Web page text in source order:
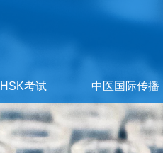
HSK考试 中医国际传播